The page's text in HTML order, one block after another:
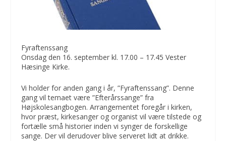
Fyraftenssang
Onsdag den 16. september kl. 17.00 – 17.45 Vester
Hæsinge Kirke.
Vi holder for anden gang i år, ”Fyraftenssang”. Denne
gang vil temaet være ”Efterårssange” fra
Højskolesangbogen. Arrangementet foregår i kirken,
hvor præst, kirkesanger og organist vil være tilstede og
fortælle små historier inden vi synger de forskellige
sange. Der vil derudover blive serveret lidt at drikke.